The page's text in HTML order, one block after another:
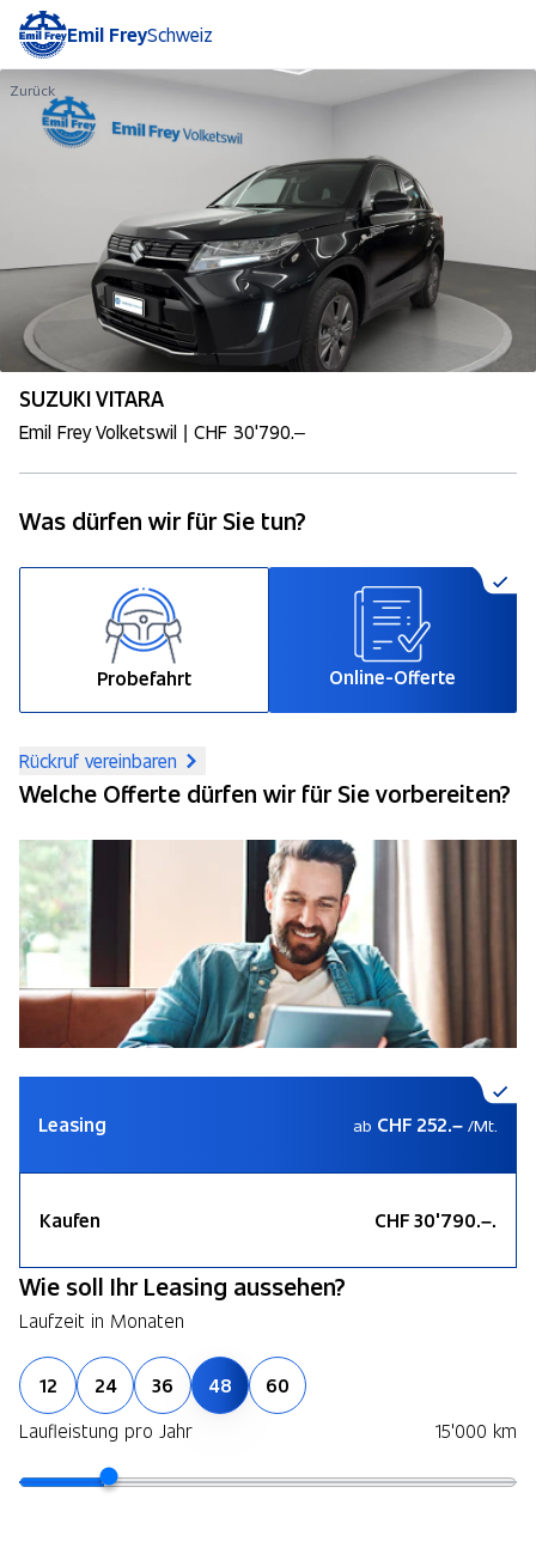
Emil FreySchweiz
Zurück
SUZUKI VITARA
Emil Frey Volketswil | CHF 30'790.–
Was dürfen wir für Sie tun?
Probefahrt Online-Offerte
Rückruf vereinbaren
Welche Offerte dürfen wir für Sie vorbereiten?
Leasing ab CHF 252.– /Mt.
Kaufen CHF 30'790.–.
Wie soll Ihr Leasing aussehen?
Laufzeit in Monaten
12 24 36 48
60
Laufleistung pro Jahr
15'000 km